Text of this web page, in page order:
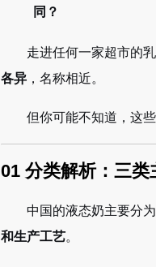
同？
走进任何一家超市的
各异 ，名称相近。
但你可能不知道，这
01 分类解析：三类
中国的液态奶主要分
和生产工艺。